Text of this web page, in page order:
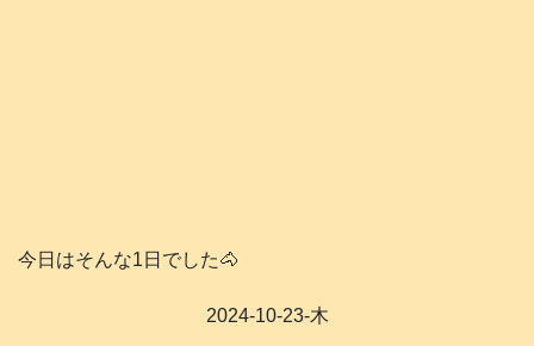
今日はそんな1日でした🐴
2024-10-23-木